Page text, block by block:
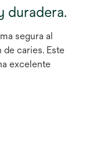
duradera.
segura al
de caries. Este
excelente